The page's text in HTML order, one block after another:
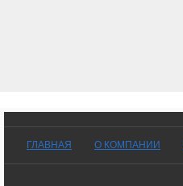
ГЛАВНАЯ О КОМПАНИИ